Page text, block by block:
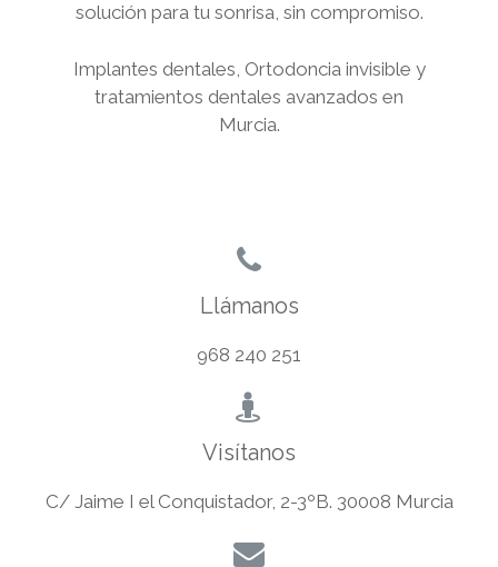
solución para tu sonrisa, sin compromiso.
Implantes dentales, Ortodoncia invisible y
tratamientos dentales avanzados en
Murcia.
Llámanos
968 240 251
Visítanos
C/ Jaime I el Conquistador, 2-3ºB. 30008 Murcia